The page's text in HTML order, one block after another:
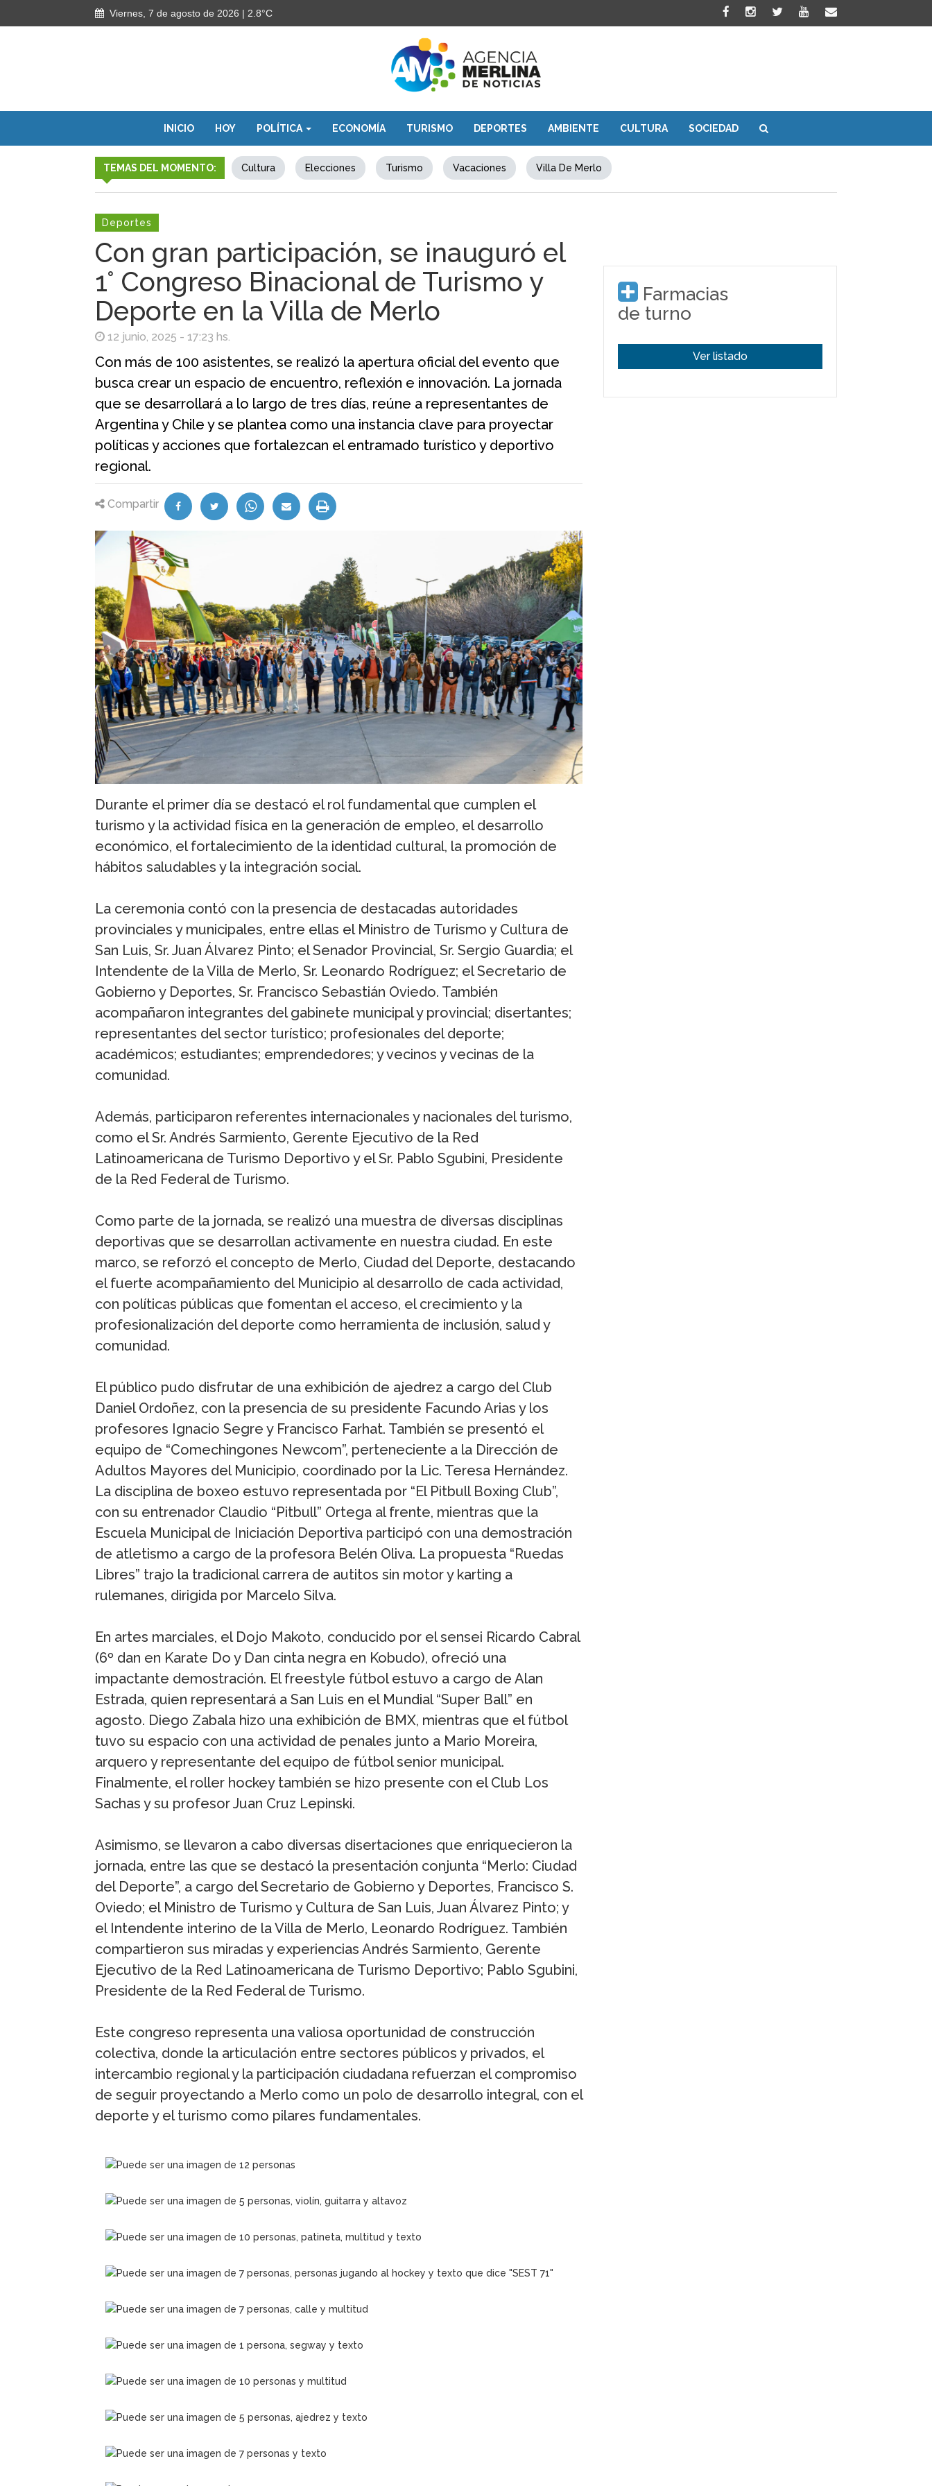
Viernes, 7 de agosto de 2026 | 2.8°C
INICIO HOY POLÍTICA ECONOMÍA TURISMO DEPORTES AMBIENTE CULTURA SOCIEDAD
TEMAS DEL MOMENTO: Cultura Elecciones Turismo Vacaciones Villa De Merlo
Deportes
Con gran participación, se inauguró el
1° Congreso Binacional de Turismo y
Deporte en la Villa de Merlo
12 junio, 2025 - 17:23 hs.
Con más de 100 asistentes, se realizó la apertura oficial del evento que
busca crear un espacio de encuentro, reflexión e innovación. La jornada
que se desarrollará a lo largo de tres días, reúne a representantes de
Argentina y Chile y se plantea como una instancia clave para proyectar
políticas y acciones que fortalezcan el entramado turístico y deportivo
regional.
Compartir
Durante el primer día se destacó el rol fundamental que cumplen el
turismo y la actividad física en la generación de empleo, el desarrollo
económico, el fortalecimiento de la identidad cultural, la promoción de
hábitos saludables y la integración social.
La ceremonia contó con la presencia de destacadas autoridades
provinciales y municipales, entre ellas el Ministro de Turismo y Cultura de
San Luis, Sr. Juan Álvarez Pinto; el Senador Provincial, Sr. Sergio Guardia; el
Intendente de la Villa de Merlo, Sr. Leonardo Rodríguez; el Secretario de
Gobierno y Deportes, Sr. Francisco Sebastián Oviedo. También
acompañaron integrantes del gabinete municipal y provincial; disertantes;
representantes del sector turístico; profesionales del deporte;
académicos; estudiantes; emprendedores; y vecinos y vecinas de la
comunidad.
Además, participaron referentes internacionales y nacionales del turismo,
como el Sr. Andrés Sarmiento, Gerente Ejecutivo de la Red
Latinoamericana de Turismo Deportivo y el Sr. Pablo Sgubini, Presidente
de la Red Federal de Turismo.
Como parte de la jornada, se realizó una muestra de diversas disciplinas
deportivas que se desarrollan activamente en nuestra ciudad. En este
marco, se reforzó el concepto de Merlo, Ciudad del Deporte, destacando
el fuerte acompañamiento del Municipio al desarrollo de cada actividad,
con políticas públicas que fomentan el acceso, el crecimiento y la
profesionalización del deporte como herramienta de inclusión, salud y
comunidad.
El público pudo disfrutar de una exhibición de ajedrez a cargo del Club
Daniel Ordoñez, con la presencia de su presidente Facundo Arias y los
profesores Ignacio Segre y Francisco Farhat. También se presentó el
equipo de “Comechingones Newcom”, perteneciente a la Dirección de
Adultos Mayores del Municipio, coordinado por la Lic. Teresa Hernández.
La disciplina de boxeo estuvo representada por “El Pitbull Boxing Club”,
con su entrenador Claudio “Pitbull” Ortega al frente, mientras que la
Escuela Municipal de Iniciación Deportiva participó con una demostración
de atletismo a cargo de la profesora Belén Oliva. La propuesta “Ruedas
Libres” trajo la tradicional carrera de autitos sin motor y karting a
rulemanes, dirigida por Marcelo Silva.
En artes marciales, el Dojo Makoto, conducido por el sensei Ricardo Cabral
(6º dan en Karate Do y Dan cinta negra en Kobudo), ofreció una
impactante demostración. El freestyle fútbol estuvo a cargo de Alan
Estrada, quien representará a San Luis en el Mundial “Super Ball” en
agosto. Diego Zabala hizo una exhibición de BMX, mientras que el fútbol
tuvo su espacio con una actividad de penales junto a Mario Moreira,
arquero y representante del equipo de fútbol senior municipal.
Finalmente, el roller hockey también se hizo presente con el Club Los
Sachas y su profesor Juan Cruz Lepinski.
Asimismo, se llevaron a cabo diversas disertaciones que enriquecieron la
jornada, entre las que se destacó la presentación conjunta “Merlo: Ciudad
del Deporte”, a cargo del Secretario de Gobierno y Deportes, Francisco S.
Oviedo; el Ministro de Turismo y Cultura de San Luis, Juan Álvarez Pinto; y
el Intendente interino de la Villa de Merlo, Leonardo Rodríguez. También
compartieron sus miradas y experiencias Andrés Sarmiento, Gerente
Ejecutivo de la Red Latinoamericana de Turismo Deportivo; Pablo Sgubini,
Presidente de la Red Federal de Turismo.
Este congreso representa una valiosa oportunidad de construcción
colectiva, donde la articulación entre sectores públicos y privados, el
intercambio regional y la participación ciudadana refuerzan el compromiso
de seguir proyectando a Merlo como un polo de desarrollo integral, con el
deporte y el turismo como pilares fundamentales.
Farmacias
de turno
Ver listado